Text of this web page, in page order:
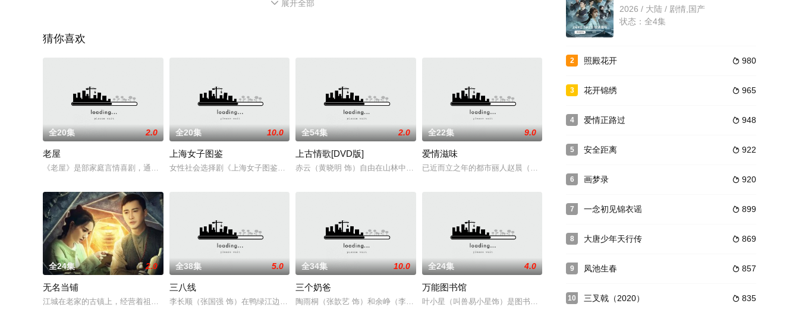
 展开全部
猜你喜欢
全20集 2.0
老屋
《老屋》是部家庭言情喜剧，通过一个四世同堂家庭在家中四合院面临拆迁所表现出来的差异，反映出不同年龄、不
全20集 10.0
上海女子图鉴
女性社会选择剧《上海女子图鉴》，讲述了小镇姑娘罗海燕（王真儿饰）大学毕业后选择留在上海，立志成为上海那
全54集 2.0
上古情歌[DVD版]
赤云（黄晓明 饰）自由在山林中长大，摸爬滚打之间练就了一身好武艺，年纪轻轻即在江湖之中已有名气。一次偶
全22集 9.0
爱情滋味
已近而立之年的都市丽人赵晨（袁泉 饰）、古丽红（吴越 饰）和叶茂（蒋竹青 饰）同在报社当记者，人称“三
全24集 2.0
无名当铺
江城在老家的古镇上，经营着祖上传承下来的一间“无名当铺”，以及一块随身佩戴的八卦护身铜镜，据说此镜能够
全38集 5.0
三八线
李长顺（张国强 饰）在鸭绿江边诞生长大，某日，他深爱的土地和赖以生存的村庄遭到了美军飞机的轰炸，往日宁
全34集 10.0
三个奶爸
陶雨桐（张歆艺 饰）和余峥（李晨 饰）结婚多年，彼此之间感情一直十分要好，然而，陶雨桐却颇受不了余峥那
全24集 4.0
万能图书馆
叶小星（叫兽易小星饰）是图书馆的销售总监，他与初来乍到便出任图书馆总经理的张一蕾（邵芸饰）水火不
2026 / 大陆 / 剧情,国产
状态：全4集
2  980
照殿花开
3  965
花开锦绣
4  948
爱情正路过
5  922
安全距离
6  920
画梦录
7  899
一念初见锦衣谣
8  869
大唐少年天行传
9  857
凤池生春
10  835
三叉戟（2020）